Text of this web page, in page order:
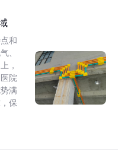
和
、
，
院
满
保